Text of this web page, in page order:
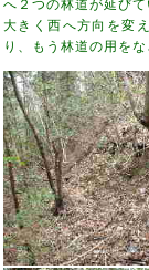
へ２つの林道が延び
大きく西へ方向を変
り、もう林道の用を